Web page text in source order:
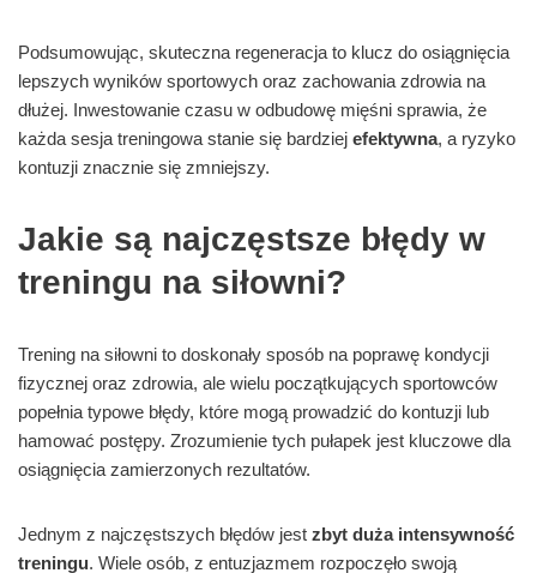
Podsumowując, skuteczna regeneracja to klucz do osiągnięcia
lepszych wyników sportowych oraz zachowania zdrowia na
dłużej. Inwestowanie czasu w odbudowę mięśni sprawia, że
każda sesja treningowa stanie się bardziej efektywna, a ryzyko
kontuzji znacznie się zmniejszy.
Jakie są najczęstsze błędy w
treningu na siłowni?
Trening na siłowni to doskonały sposób na poprawę kondycji
fizycznej oraz zdrowia, ale wielu początkujących sportowców
popełnia typowe błędy, które mogą prowadzić do kontuzji lub
hamować postępy. Zrozumienie tych pułapek jest kluczowe dla
osiągnięcia zamierzonych rezultatów.
Jednym z najczęstszych błędów jest zbyt duża intensywność
treningu. Wiele osób, z entuzjazmem rozpoczęło swoją